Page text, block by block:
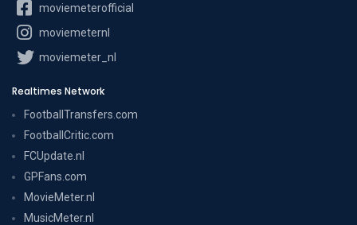
moviemeterofficial
moviemeternl
moviemeter_nl
Realtimes Network
FootballTransfers.com
FootballCritic.com
FCUpdate.nl
GPFans.com
MovieMeter.nl
MusicMeter.nl